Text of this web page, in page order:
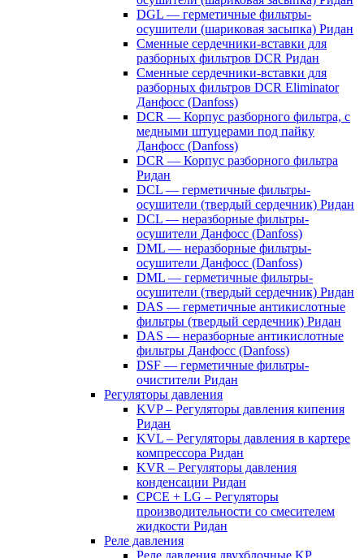
DGL — герметичные фильтры-
осушители (шариковая засыпка) Ридан
Сменные сердечники-вставки для
разборных фильтров DCR Ридан
Сменные сердечники-вставки для
разборных фильтров DCR Eliminator
Данфосс (Danfoss)
DCR — Корпус разборного фильтра, с
медными штуцерами под пайку
Данфосс (Danfoss)
DCR — Корпус разборного фильтра
Ридан
DCL — герметичные фильтры-
осушители (твердый сердечник) Ридан
DCL — неразборные фильтры-
осушители Данфосс (Danfoss)
DML — неразборные фильтры-
осушители Данфосс (Danfoss)
DML — герметичные фильтры-
осушители (твердый сердечник) Ридан
DAS — герметичные антикислотные
фильтры (твердый сердечник) Ридан
DAS — неразборные антикислотные
фильтры Данфосс (Danfoss)
DSF — герметичные фильтры-
очистители Ридан
Регуляторы давления
KVP – Регуляторы давления кипения
Ридан
KVL – Регуляторы давления в картере
компрессора Ридан
KVR – Регуляторы давления
конденсации Ридан
CPCE + LG – Регуляторы
производительности со смесителем
жидкости Ридан
Реле давления
Реле давления двухблочные KP